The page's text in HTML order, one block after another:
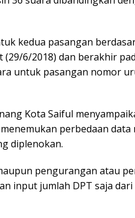
kedua pasangan
(29/6/2018) dan berakhir
untuk pasangan nomor
Kota Saiful
perbedaan data
diplenokan.
pengurangan atau
input jumlah DPT saja dari